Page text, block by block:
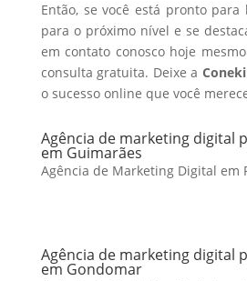
Então, se você está pronto
para o próximo nível e se
em contato conosco hoje
consulta gratuita. Deixe a Coneki
o sucesso online que você
Agência de marketing digital
em Guimarães
Agência de Marketing Digital em
Agência de marketing digital
em Gondomar